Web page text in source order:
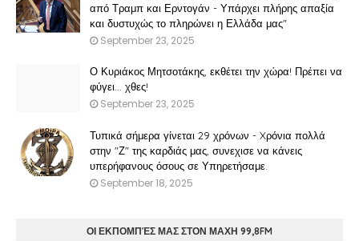
από Τραμπ και Ερντογάν - Υπάρχει πλήρης απαξία
και δυστυχώς το πληρώνει η Ελλάδα μας"
September 23, 2025
Ο Κυριάκος Μητσοτάκης, εκθέτει την χώρα! Πρέπει να
φύγει… χθες!
September 23, 2025
Τυπικά σήμερα γίνεται 29 χρόνων - Xρόνια πολλά
στην "Ζ" της καρδιάς μας, συνεχισε να κάνεις
υπερήφανους όσους σε Υπηρετήσαμε.
September 18, 2025
ΟΙ ΕΚΠΟΜΠΈΣ ΜΑΣ ΣΤΟΝ ΜΑΧΗ 99,8FM